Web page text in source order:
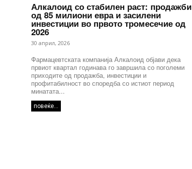
Алкалоид со стабилен раст: продажби
од 85 милиони евра и засилени
инвестиции во првото тромесечие од
2026
30 април, 2026
Фармацевтската компанија Алкалоид објави дека
првиот квартал годинава го завршила со поголеми
приходите од продажба, инвестиции и
профитабилност во споредба со истиот период
минатата...
повеќе...